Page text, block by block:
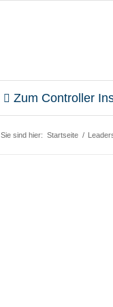
Zum Controller
Sie sind hier: Startseite /